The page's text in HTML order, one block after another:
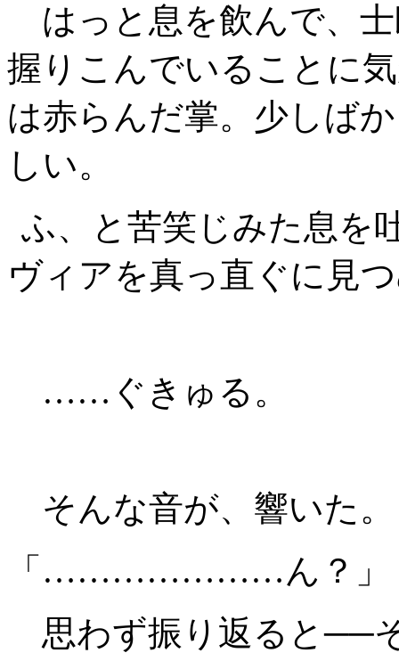
はっと息を飲んで、
握りこんでいることに
は赤らんだ掌。少しば
しい。
ふ、と苦笑じみた息を
ヴィアを真っ直ぐに見
……ぐきゅる。
そんな音が、響いた。
「…………………ん？」
思わず振り返ると──